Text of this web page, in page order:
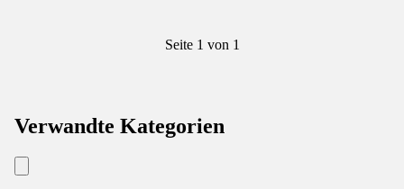
Seite 1 von 1
Verwandte Kategorien